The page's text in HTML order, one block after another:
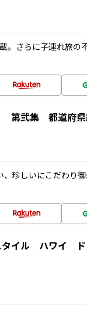
。さらに子連れ旅の
第弐集 都道府県
、珍しいにこだわり
イル ハワイ ド